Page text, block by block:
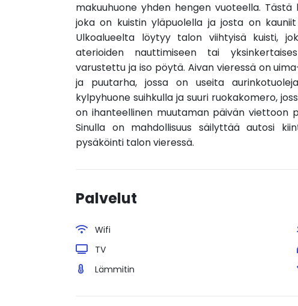
makuuhuone yhden hengen vuoteella.
joka on kuistin yläpuolella ja josta on
Ulkoalueelta löytyy talon viihtyisä kuisti,
aterioiden nauttimiseen tai
varustettu ja iso pöytä. Aivan vieressä on
ja puutarha, jossa on useita
kylpyhuone suihkulla ja suuri ruokakomero,
on ihanteellinen muutaman päivän viettoon
Sinulla on mahdollisuus säilyttää autosi
pysäköinti talon vieressä.
Palvelut
Wifi
TV
Lämmitin